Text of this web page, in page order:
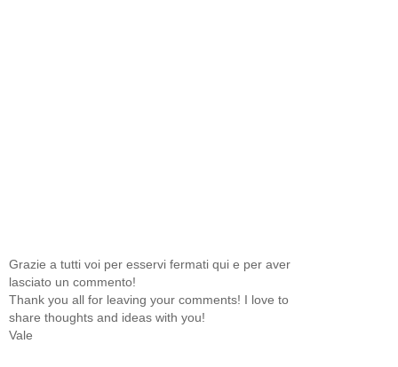
Grazie a tutti voi per esservi fermati qui e per aver
lasciato un commento!
Thank you all for leaving your comments! I love to
share thoughts and ideas with you!
Vale